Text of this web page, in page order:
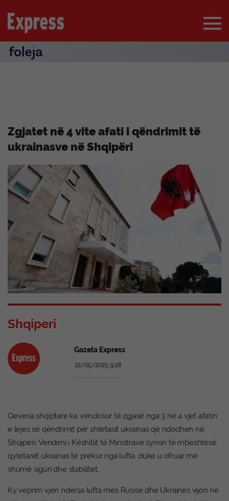
Zgjatet në 4 vite afati i qëndrimit të
ukrainasve në Shqipëri
Shqiperi
Gazeta Express
22/05/2025 9:28
Qeveria shqiptare ka vendosur të zgjasë nga 3 në 4 vjet afatin
e lejes së qëndrimit për shtetasit ukrainas që ndodhen në
Shqipëri. Vendimi i Këshillit të Ministrave synon të mbështesë
qytetarët ukrainas të prekur nga lufta, duke u ofruar më
shumë siguri dhe stabilitet.
Ky veprim vjen ndërsa lufta mes Rusisë dhe Ukrainës vijon në